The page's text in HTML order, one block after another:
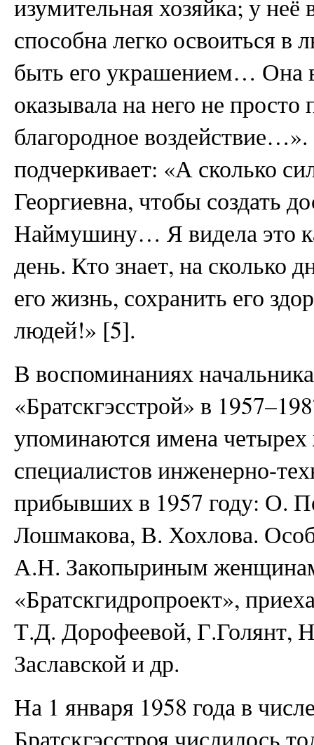
изумительная хозяйка; у неё
способна легко освоиться в
быть его украшением… Она
оказывала на него не
благородное
подчеркивает: «А сколько
Георгиевна, чтобы создать
Наймушину… Я видела это
день. Кто знает, на сколько
его жизнь, сохранить его
людей!» [5].
В воспоминаниях
«Братскгэсстрой» в
упоминаются имена
специалистов инженерно-
прибывших в 1957 году: О.
Лошмакова, В. Хохлова.
А.Н. Закопыриным
«Братскгидропроект»,
Т.Д. Дорофеевой,
Заславской и др.
На 1 января 1958 года в